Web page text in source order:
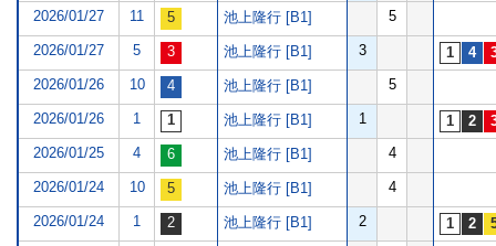
2026/01/27 11 池上隆行 [B1] 5
2026/01/27 5 池上隆行 [B1] 3
2026/01/26 10 池上隆行 [B1] 5
2026/01/26 1 池上隆行 [B1] 1
2026/01/25 4 池上隆行 [B1] 4
2026/01/24 10 池上隆行 [B1] 4
2026/01/24 1 池上隆行 [B1] 2